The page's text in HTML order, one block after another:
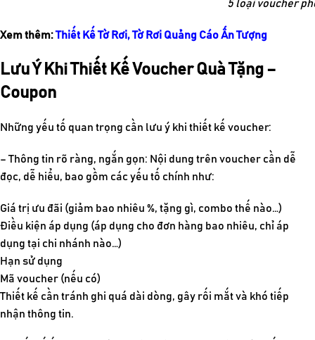
5 loại voucher
Xem thêm:Thiết Kế Tờ Rơi, Tờ Rơi Quảng Cáo Ấn Tượng
Lưu Ý Khi Thiết Kế Voucher Quà Tặng –
Coupon
Những yếu tố quan trọng cần lưu ý khi thiết kế voucher:
– Thông tin rõ ràng, ngắn gọn: Nội dung trên voucher cần dễ
đọc, dễ hiểu, bao gồm các yếu tố chính như:
Giá trị ưu đãi (giảm bao nhiêu %, tặng gì, combo thế nào…)
Điều kiện áp dụng (áp dụng cho đơn hàng bao nhiêu, chỉ áp
dụng tại chi nhánh nào…)
Hạn sử dụng
Mã voucher (nếu có)
Thiết kế cần tránh ghi quá dài dòng, gây rối mắt và khó tiếp
nhận thông tin.